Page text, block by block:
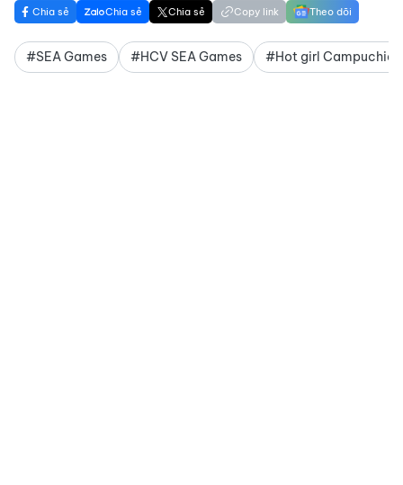
Chia sẻ Chia sẻ Chia sẻ Copy link Theo dõi
#SEA Games #HCV SEA Games #Hot girl Campuchia